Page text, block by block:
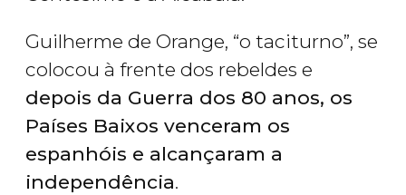
Guilherme de Orange, “o taciturno”, se
colocou à frente dos rebeldes e
depois da Guerra dos 80 anos, os
Países Baixos venceram os
espanhóis e alcançaram a
independência.